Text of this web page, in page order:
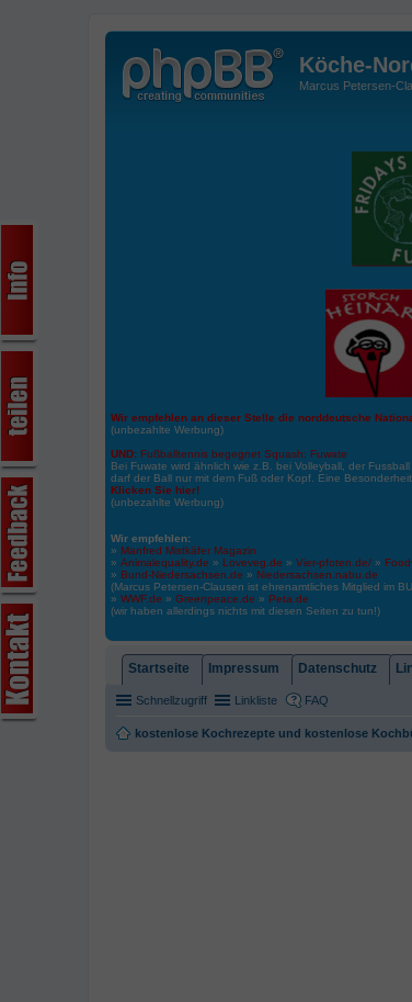
Köche-
Marcus Petersen-
Wir empfehlen an dieser Stelle die norddeutsche
(unbezahlte Werbung)
UND: Fußballtennis begegnet Squash: Fuwate
Bei Fuwate wird ähnlich wie z.B. bei Volleyball, der
darf der Ball nur mit dem Fuß oder Kopf. Eine
Klicken Sie hier!
(unbezahlte Werbung)
Wir empfehlen:
» Manfred Mistkäfer Magazin
» Animalequality.de » Loveveg.de » Vier-pfoten.de/ »
» Bund-Niedersachsen.de » Niedersachsen.nabu.de
(Marcus Petersen-Clausen ist ehrenamtliches Mitglied im
» WWF.de » Greenpeace.de » Peta.de
(wir haben allerdings nichts mit diesen Seiten zu tun!)
Startseite Impressum Datenschutz
Schnellzugriff Linkliste FAQ
kostenlose Kochrezepte und kostenlose